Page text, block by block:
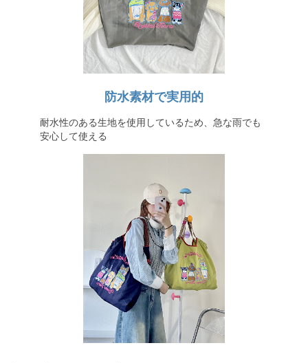
防水素材で実用的
耐水性のある生地を使用しているため、急な雨でも
安心して使える